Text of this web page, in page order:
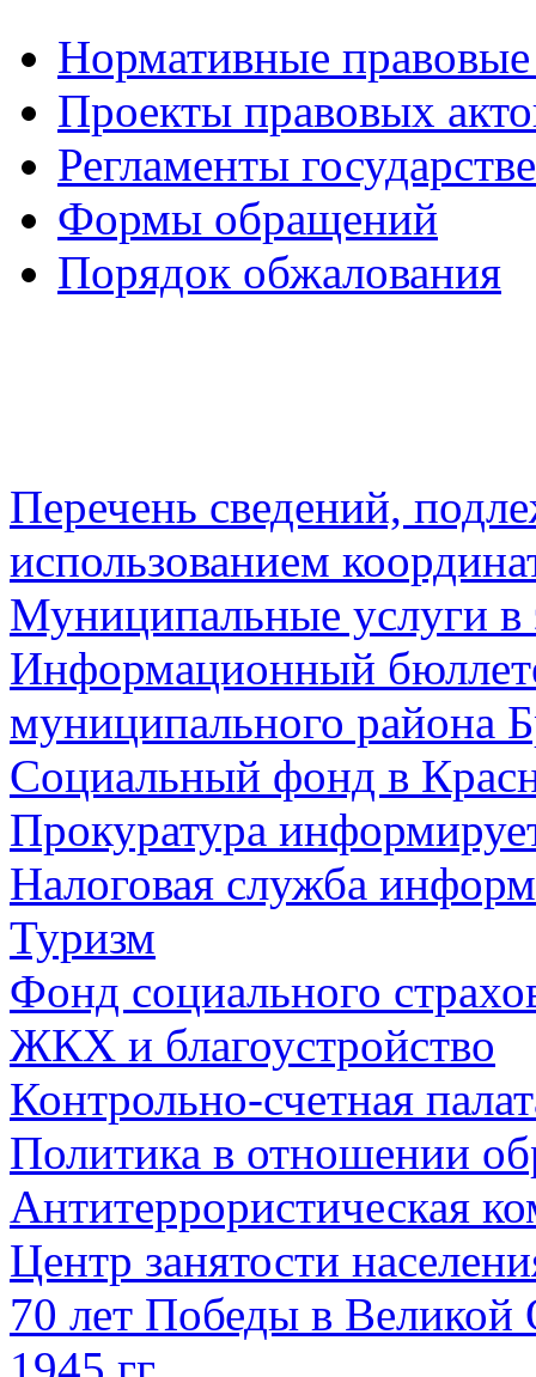
Нормативные
Проекты правовых
Регламенты
Формы обращений
Порядок обжалования
Перечень сведений,
использованием
Муниципальные услуги в
Информационный
муниципального района
Социальный фонд в
Прокуратура
Налоговая служба
Туризм
Фонд социального
ЖКХ и благоустройство
Контрольно-счетная
Политика в отношении
Антитеррористическая
Центр занятости
70 лет Победы в Великой